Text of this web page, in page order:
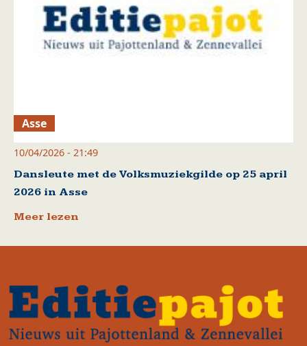
Asse
10/04/2026 - 21:49
Dansleute met de Volksmuziekgilde op 25 april
2026 in Asse
Meer lezen